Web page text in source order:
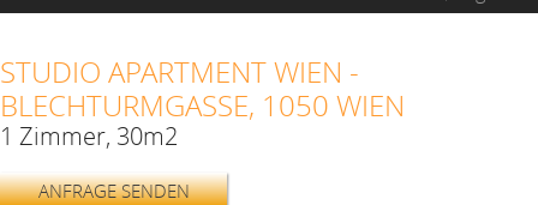
STUDIO APARTMENT WIEN -
BLECHTURMGASSE, 1050 WIEN
1 Zimmer, 30m2
ANFRAGE SENDEN